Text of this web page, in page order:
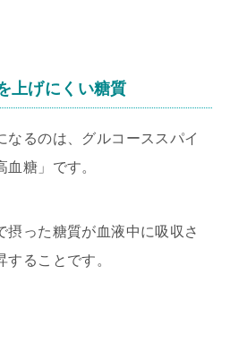
上げにくい糖質
なるのは、グルコーススパイ
糖」です。
摂った糖質が血液中に吸収さ
ることです。